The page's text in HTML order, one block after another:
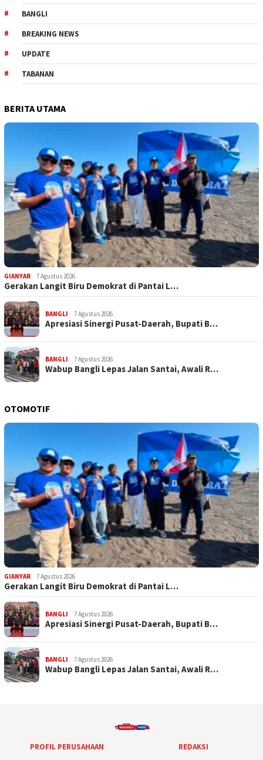
BANGLI
BREAKING NEWS
UPDATE
TABANAN
BERITA UTAMA
GIANYAR 7 Agustus 2026
Gerakan Langit Biru Demokrat di Pantai L…
BANGLI 7 Agustus 2026
Apresiasi Sinergi Pusat-Daerah, Bupati B…
BANGLI 7 Agustus 2026
Wabup Bangli Lepas Jalan Santai, Awali R…
OTOMOTIF
GIANYAR 7 Agustus 2026
Gerakan Langit Biru Demokrat di Pantai L…
BANGLI 7 Agustus 2026
Apresiasi Sinergi Pusat-Daerah, Bupati B…
BANGLI 7 Agustus 2026
Wabup Bangli Lepas Jalan Santai, Awali R…
PROFIL PERUSAHAAN
REDAKSI